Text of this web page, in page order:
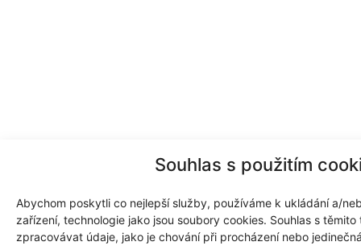
Souhlas s použitím
Abychom poskytli co nejlepší služby, používáme k ukládání a/
zařízení, technologie jako jsou soubory cookies. Souhlas s
zpracovávat údaje, jako je chování při procházení nebo